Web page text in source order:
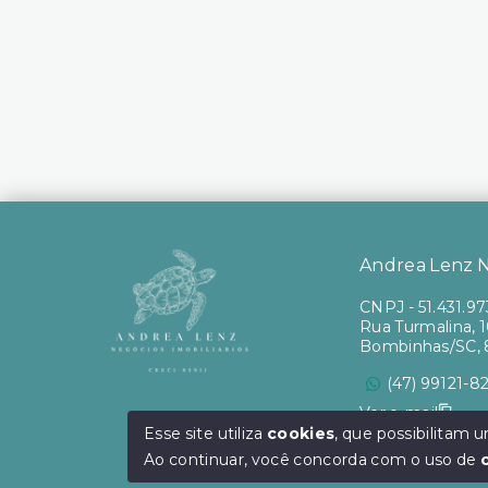
Andrea Lenz
CNPJ -
Rua Turmalina,
Bombinhas/SC,
(47) 99121-
Ver e-mail
Esse site utiliza cookies, que possibilitam
Ao continuar, você concorda com o uso de